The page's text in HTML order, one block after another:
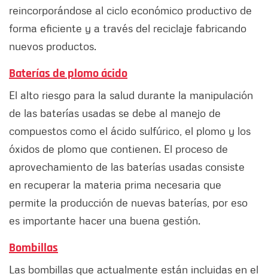
reincorporándose al ciclo económico productivo de
forma eficiente y a través del reciclaje fabricando
nuevos productos.
Baterías de plomo ácido
El alto riesgo para la salud durante la manipulación
de las baterías usadas se debe al manejo de
compuestos como el ácido sulfúrico, el plomo y los
óxidos de plomo que contienen. El proceso de
aprovechamiento de las baterías usadas consiste
en recuperar la materia prima necesaria que
permite la producción de nuevas baterías, por eso
es importante hacer una buena gestión.
Bombillas
Las bombillas que actualmente están incluidas en el